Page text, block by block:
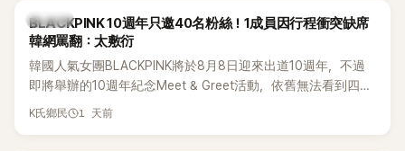
K-POP
BLACKPINK 10週年只邀40名粉絲！1成員因行程衝突缺席
韓網罵翻：太敷衍
韓國人氣女團BLACKPINK將於8月8日迎來出道10週年，不過
即將舉辦的10週年紀念Meet & Greet活動，依舊無法看到四人
合體。根據韓媒《MyDaily》7日報導，當天將由Jisoo（智秀）、
K氏鄉民 1 天前